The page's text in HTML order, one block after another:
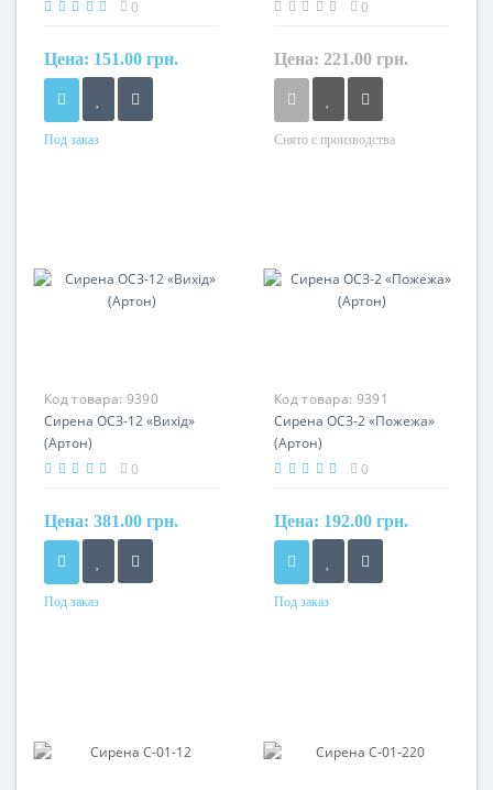
0
Цена: 151.00 грн.
Под заказ
0
Цена: 221.00 грн.
Снято с производства
Код товара: 9390
Сирена ОСЗ-12 «Вихід»
(Артон)
0
Цена: 381.00 грн.
Под заказ
Код товара: 9391
Сирена ОСЗ-2 «Пожежа»
(Артон)
0
Цена: 192.00 грн.
Под заказ